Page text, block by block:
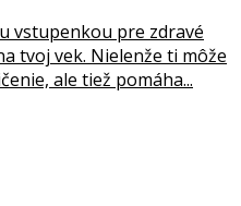
vstupenkou pre zdravé
tvoj vek. Nielenže ti môže
ale tiež pomáha...